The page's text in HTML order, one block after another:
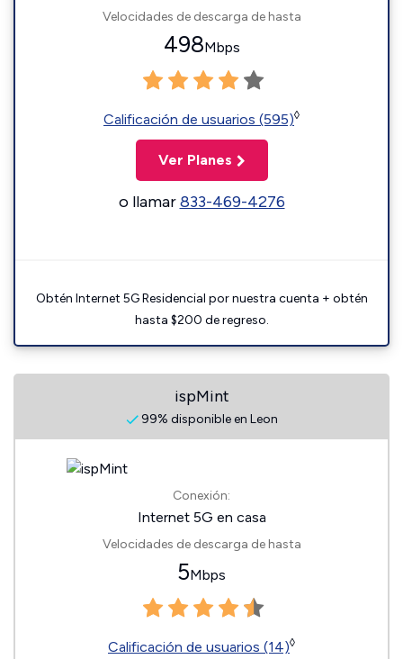
Velocidades de descarga de hasta
498Mbps
Calificación de usuarios (595)◊
Ver Planes
o llamar833-469-4276
Obtén Internet 5G Residencial por nuestra cuenta + obtén
hasta $200 de regreso.
ispMint
99% disponible en Leon
Conexión:
Internet 5G en casa
Velocidades de descarga de hasta
5Mbps
Calificación de usuarios (14)◊